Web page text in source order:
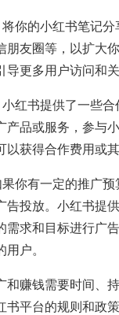
你的小红书笔记
朋友圈等，以扩大
更多用户访问和
红书提供了一些
产品或服务，参与
获得合作费用或其
你有一定的推广
告投放。小红书提
需求和目标进行广
户。
和赚钱需要时间、
书平台的规则和政